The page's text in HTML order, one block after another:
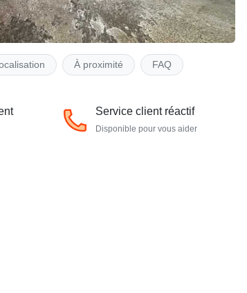
À proximité FAQ
Service client réactif
Disponible pour vous aider